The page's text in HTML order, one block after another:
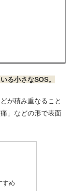
る小さなSOS。
が積み重なること
」などの形で表面
すめ